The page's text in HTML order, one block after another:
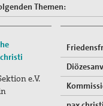
Themen:
e.V.